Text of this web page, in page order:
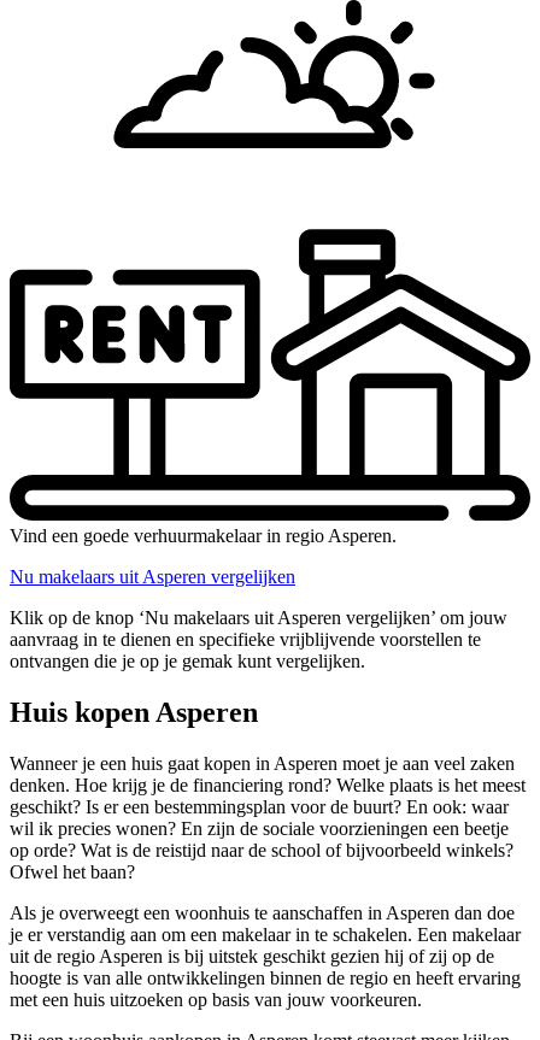
Vind een goede verhuurmakelaar in regio Asperen.
Nu makelaars uit Asperen vergelijken
Klik op de knop ‘Nu makelaars uit Asperen vergelijken’ om jouw
aanvraag in te dienen en specifieke vrijblijvende voorstellen te
ontvangen die je op je gemak kunt vergelijken.
Huis kopen Asperen
Wanneer je een huis gaat kopen in Asperen moet je aan veel zaken
denken. Hoe krijg je de financiering rond? Welke plaats is het meest
geschikt? Is er een bestemmingsplan voor de buurt? En ook: waar
wil ik precies wonen? En zijn de sociale voorzieningen een beetje
op orde? Wat is de reistijd naar de school of bijvoorbeeld winkels?
Ofwel het baan?
Als je overweegt een woonhuis te aanschaffen in Asperen dan doe
je er verstandig aan om een makelaar in te schakelen. Een makelaar
uit de regio Asperen is bij uitstek geschikt gezien hij of zij op de
hoogte is van alle ontwikkelingen binnen de regio en heeft ervaring
met een huis uitzoeken op basis van jouw voorkeuren.